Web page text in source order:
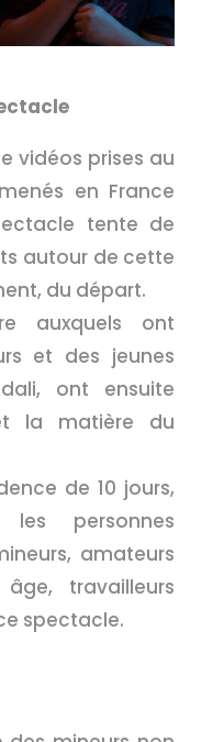
vidéos prises au
en France
tente de
autour de cette
du départ.
auxquels ont
et des jeunes
ont ensuite
la matière du
de 10 jours,
les personnes
amateurs
travailleurs
spectacle.